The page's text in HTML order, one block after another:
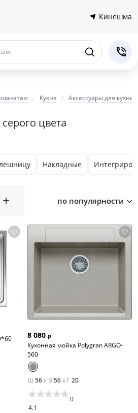
Кинешма
Кухня Аксессуары для кухни
цвета
Накладные
по популярности
8 080 р
Кухонная мойка Polygran ARGO-
560
Ш 56x В 56x Г20
4.1
0